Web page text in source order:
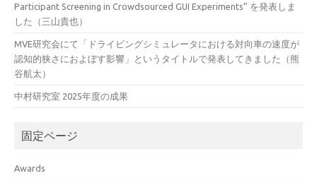
Participant Screening in Crowdsourced GUI Experiments” を発表しま
した（三山貴也）
MVE研究会にて「ドライビングシミュレータにおける対向車の速度が
認知的狭さにおよぼす影響」というタイトルで発表してきました（熊
谷航太）
中村研究室 2025年度の成果
固定ページ
Awards